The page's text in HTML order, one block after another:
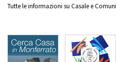
Tutte le informazioni su Casale e